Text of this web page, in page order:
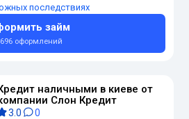
последствиях
займ
оформлений
наличными в киеве от
Слон Кредит
3.0 0